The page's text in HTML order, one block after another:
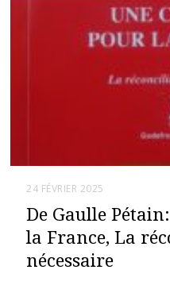
24 FÉVRIER 2025
De Gaulle
la France, La
nécessaire